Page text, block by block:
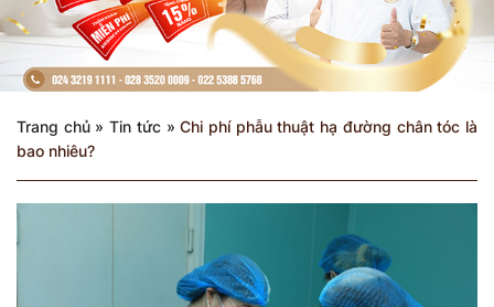
Trang chủ»Tin tức»Chi phí phẫu thuật hạ đường chân tóc là
bao nhiêu?